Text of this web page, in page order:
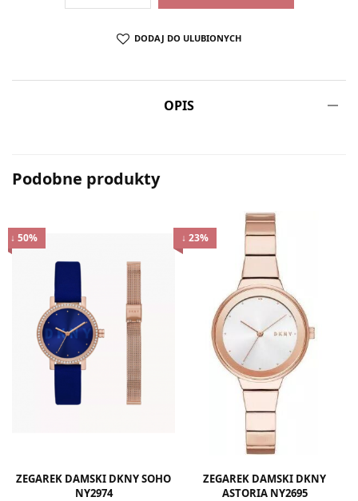
DODAJ DO ULUBIONYCH
OPIS
Podobne produkty
↓ 50%
ZEGAREK DAMSKI DKNY SOHO
NY2974
↓ 23%
ZEGAREK DAMSKI DKNY
ASTORIA NY2695